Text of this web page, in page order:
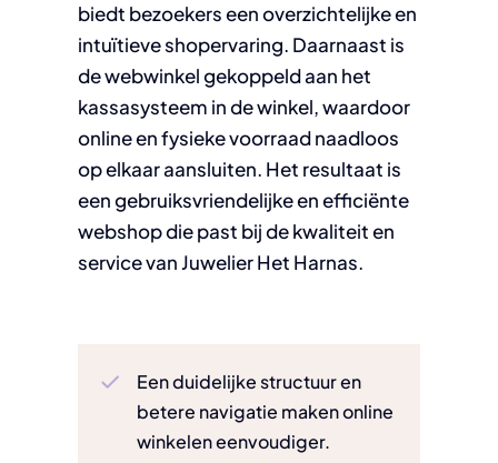
biedt bezoekers een overzichtelijke en
intuïtieve shopervaring. Daarnaast is
de webwinkel gekoppeld aan het
kassasysteem in de winkel, waardoor
online en fysieke voorraad naadloos
op elkaar aansluiten. Het resultaat is
een gebruiksvriendelijke en efficiënte
webshop die past bij de kwaliteit en
service van Juwelier Het Harnas.
Een duidelijke structuur en
betere navigatie maken online
winkelen eenvoudiger.